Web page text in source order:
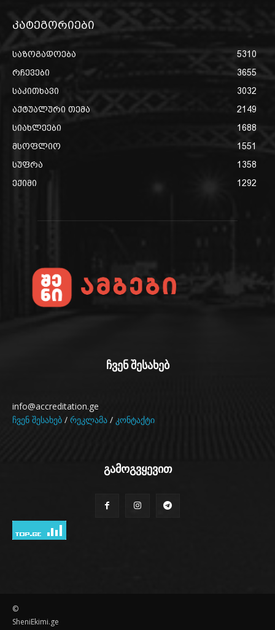
კატეგორიები
საზოგადოება
5310
რჩევები
3655
საკითხავი
3032
აქტუალური თემა
2149
სიახლეები
1688
მსოფლიო
1551
სუფრა
1358
ექიმი
1292
ჩვენ შესახებ
info@accreditation.ge
ჩვენ შესახებ / რეკლამა / კონტაქტი
გამოგვყევით
©
SheniEkimi.ge